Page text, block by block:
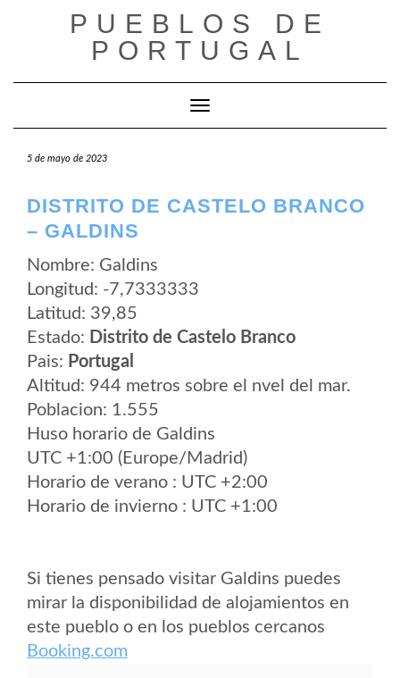
PUEBLOS DE
PORTUGAL
Cambiar modo de navegación
5 de mayo de 2023
DISTRITO DE CASTELO BRANCO
– GALDINS
Nombre: Galdins
Longitud: -7,7333333
Latitud: 39,85
Estado: Distrito de Castelo Branco
Pais: Portugal
Altitud: 944 metros sobre el nvel del mar.
Poblacion: 1.555
Huso horario de Galdins
UTC +1:00 (Europe/Madrid)
Horario de verano : UTC +2:00
Horario de invierno : UTC +1:00
Si tienes pensado visitar Galdins puedes
mirar la disponibilidad de alojamientos en
este pueblo o en los pueblos cercanos
Booking.com